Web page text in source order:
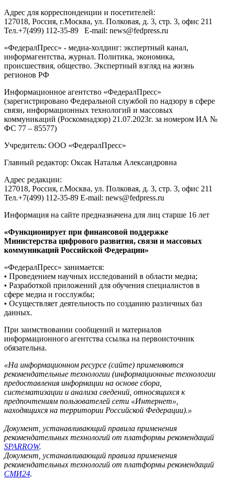
Адрес для корреспонденции и посетителей:
127018, Россия, г.Москва, ул. Полковая, д. 3, стр. 3, офис 211
Тел.+7(499) 112-35-89 E-mail: news@fedpress.ru
«ФедералПресс» - медиа-холдинг: экспертный канал,
информагентства, журнал. Политика, экономика,
происшествия, общество. Экспертный взгляд на жизнь
регионов РФ
Информационное агентство «ФедералПресс»
(зарегистрировано Федеральной службой по надзору в сфере
связи, информационных технологий и массовых
коммуникаций (Роскомнадзор) 21.07.2023г. за номером ИА №
ФС 77 – 85577)
Учредитель: ООО «ФедералПресс»
Главный редактор: Оксак Наталья Александровна
Адрес редакции:
127018, Россия, г.Москва, ул. Полковая, д. 3, стр. 3, офис 211
Тел.+7(499) 112-35-89 E-mail: news@fedpress.ru
Информация на сайте предназначена для лиц старше 16 лет
«Функционирует при финансовой поддержке
Министерства цифрового развития, связи и массовых
коммуникаций Российской Федерации»
«ФедералПресс» занимается:
• Проведением научных исследований в области медиа;
• Разработкой приложений для обучения специалистов в
сфере медиа и госслужбы;
• Осуществляет деятельность по созданию различных баз
данных.
При заимствовании сообщений и материалов
информационного агентства ссылка на первоисточник
обязательна.
«На информационном ресурсе (сайте) применяются
рекомендательные технологии (информационные технологии
предоставления информации на основе сбора,
систематизации и анализа сведений, относящихся к
предпочтениям пользователей сети «Интернет»,
находящихся на территории Российской Федерации).»
Документ, устанавливающий правила применения
рекомендательных технологий от платформы рекомендаций
SPARROW.
Документ, устанавливающий правила применения
рекомендательных технологий от платформы рекомендаций
СМИ24.